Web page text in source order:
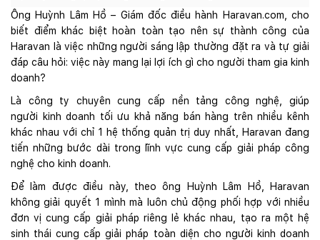
Ông Huỳnh Lâm Hồ – Giám đốc điều hành Haravan.com, cho
biết điểm khác biệt hoàn toàn tạo nên sự thành công của
Haravan là việc những người sáng lập thường đặt ra và tự giải
đáp câu hỏi: việc này mang lại lợi ích gì cho người tham gia kinh
doanh?
Là công ty chuyên cung cấp nền tảng công nghệ, giúp
người
kinh doanh tối ưu khả năng bán hàng trên nhiều kênh
khác nhau với chỉ 1 hệ thống quản trị duy nhất, Haravan đang
tiến những bước dài trong lĩnh vực cung cấp giải pháp công
nghệ cho kinh doanh.
Để làm được điều này, theo ông Huỳnh Lâm Hồ, Haravan
không giải quyết 1 mình mà luôn chủ động phối hợp với nhiều
đơn vị cung cấp giải pháp riêng lẻ khác nhau, tạo ra một hệ
sinh thái cung cấp giải pháp toàn diện cho người kinh doanh